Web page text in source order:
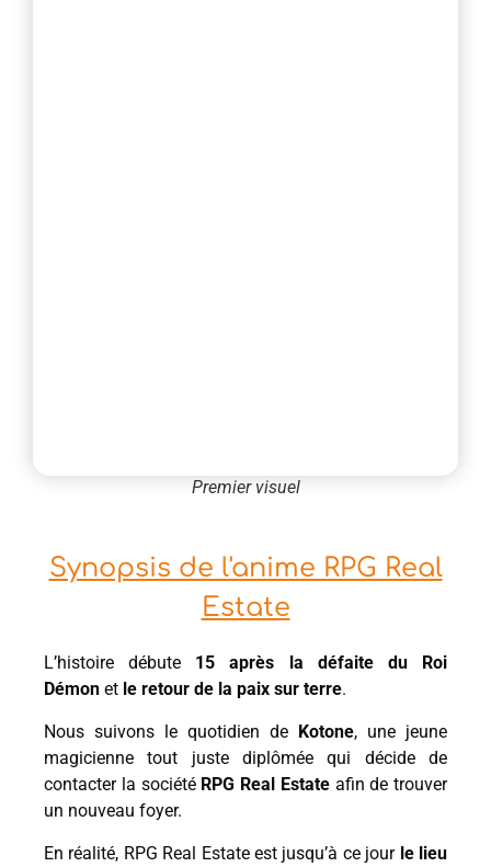
Premier visuel
Synopsis de l'anime RPG Real
Estate
L’histoire débute 15 après la défaite du Roi
Démon et le retour de la paix sur terre.
Nous suivons le quotidien de Kotone, une jeune
magicienne tout juste diplômée qui décide de
contacter la société RPG Real Estateafin de trouver
un nouveau foyer.
En réalité, RPG Real Estate est jusqu’à ce jour le lieu